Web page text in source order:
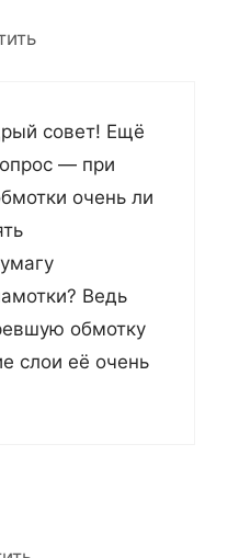
совет! Ещё
— при
очень ли
Ведь
обмотку
слои её очень